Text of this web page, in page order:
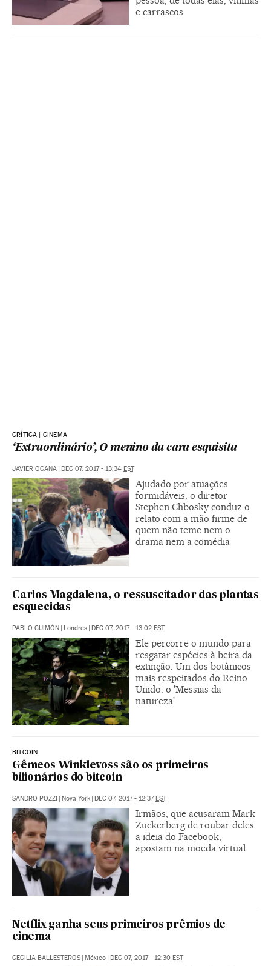
e carrascos
CRÍTICA | CINEMA
‘Extraordinário’, O menino da cara esquisita
JAVIER OCAÑA | DEC 07, 2017 - 13:34 EST
Ajudado por atuações
formidáveis, o diretor
Stephen Chbosky conduz o
relato com a mão firme de
quem não teme nem o
drama nem a comédia
Carlos Magdalena, o ressuscitador das plantas
esquecidas
PABLO GUIMÓN | Londres | DEC 07, 2017 - 13:02 EST
Ele percorre o mundo para
resgatar espécies à beira da
extinção. Um dos botânicos
mais respeitados do Reino
Unido: o 'Messias da
natureza'
BITCOIN
Gêmeos Winklevoss são os primeiros
bilionários do bitcoin
SANDRO POZZI | Nova York | DEC 07, 2017 - 12:37EST
Irmãos, que acusaram Mark
Zuckerberg de roubar deles
a ideia do Facebook,
apostam na moeda virtual
Netflix ganha seus primeiros prêmios de
cinema
CECILIA BALLESTEROS | México | DEC 07, 2017 - 12:30 EST